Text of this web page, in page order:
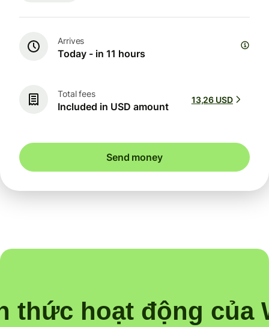
Arrives
Today - in 11 hours
Total fees
Included in USD amount
13,26 USD
Send money
thức hoạt động của